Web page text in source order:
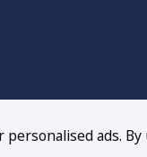
ads.